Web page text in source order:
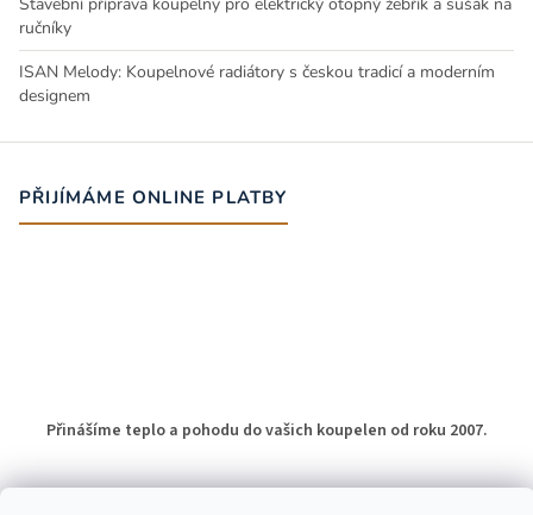
ručníky
ISAN Melody: Koupelnové radiátory s českou tradicí a moderním
designem
PŘIJÍMÁME ONLINE PLATBY
Přinášíme teplo a pohodu do vašich koupelen od roku 2007.